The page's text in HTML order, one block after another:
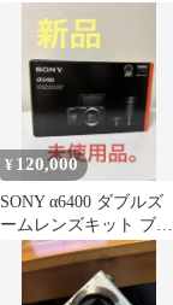
649回
¥ 120,000
SONY α6400 ダブルズ
ームレンズキット ブラ
ック シルバー 新
品 未使用